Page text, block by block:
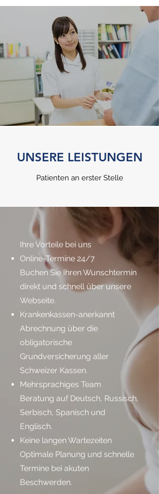
UNSERE LEISTUNGEN
Patienten an erster Stelle
Ihre Vorteile bei uns
Online-Termine 24/7
Buchen Sie Ihren Wunschtermin
direkt und schnell über unsere
Webseite.
Krankenkassen-anerkannt
Abrechnung über die
obligatorische
Grundversicherung aller
Schweizer Kassen.
Mehrsprachiges Team
Beratung auf Deutsch, Russisch,
Serbisch, Spanisch und
Englisch.
Keine langen Wartezeiten
Optimale Planung und schnelle
Termine bei akuten
Beschwerden.